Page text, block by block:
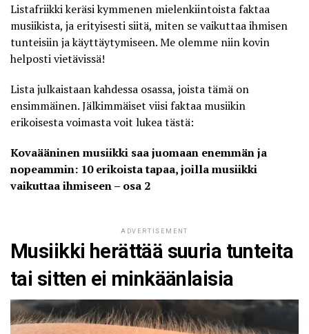
Listafriikkikeräsi kymmenen mielenkiintoista faktaa
musiikista, ja erityisesti siitä, miten se vaikuttaa ihmisen
tunteisiin ja käyttäytymiseen. Me olemme niin kovin
helposti vietävissä!
Lista julkaistaan kahdessa osassa, joista tämä on
ensimmäinen. Jälkimmäiset viisi faktaa musiikin
erikoisesta voimasta voit lukea tästä:
Kovaääninen musiikki saa juomaan enemmän ja
nopeammin: 10 erikoista tapaa, joilla musiikki
vaikuttaa ihmiseen – osa 2
ADVERTISEMENT
Musiikki herättää suuria tunteita
tai sitten ei minkäänlaisia